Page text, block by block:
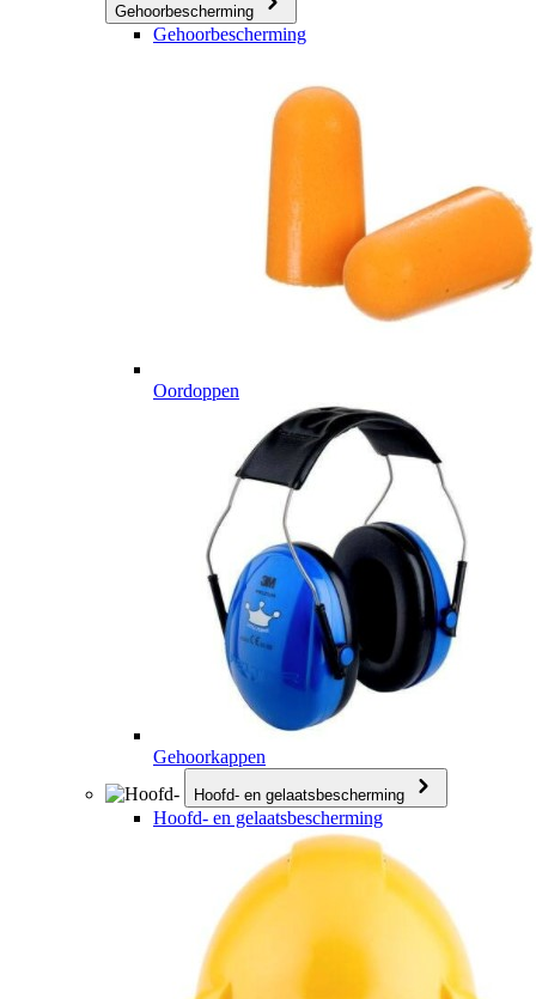
Gehoorbescherming
Gehoorbescherming
Oordoppen
Gehoorkappen
Hoofd- en gelaatsbescherming
Hoofd- en gelaatsbescherming